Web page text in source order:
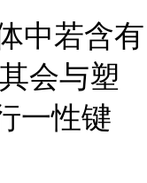
中若含有
会与塑
一性键